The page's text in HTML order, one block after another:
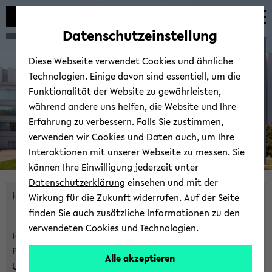
Automatische
vermeiden
skip
main
skip
main
skip
footer
ons­wirt­schaft
Prof.
Dr.
Her­
mann
Jahn­
© Uni­ver­si­tät Bie­le­feld
Herz­lich will­kom­men!
Hier er­fah­ren Sie alles Wis­sens­wer­te rund um die Senior-​
Professur für Con­trol­ling und Pro­duk­ti­ons­wirt­schaft der
Uni­ver­si­tät Bie­le­feld.
Datenschutzeinstellung
Diese Webseite verwendet Cookies und ähnliche
Technologien. Einige davon sind essentiell, um die
Funktionalität der Website zu gewährleisten,
während andere uns helfen, die Website und Ihre
Erfahrung zu verbessern. Falls Sie zustimmen,
verwenden wir Cookies und Daten auch, um Ihre
Interaktionen mit unserer Webseite zu messen. Sie
können Ihre Einwilligung jederzeit unter
Datenschutzerklärung einsehen und mit der
Wirkung für die Zukunft widerrufen. Auf der Seite
finden Sie auch zusätzliche Informationen zu den
verwendeten Cookies und Technologien.
Alle akzeptieren